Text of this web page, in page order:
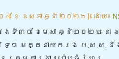
៤ ខែ ឧសភា ឆ្នាំ ២០២៦ | ដោយ៖
ទី៣០ ខែមេសា ឆ្នាំ២០២៦ នេះ
ទ្ធ អគ្គនាយករង ប.ស.ស. និ